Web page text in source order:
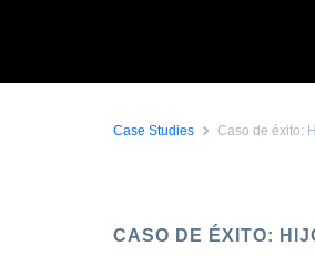
Case Studies Caso de éxito:
CASO DE ÉXITO: